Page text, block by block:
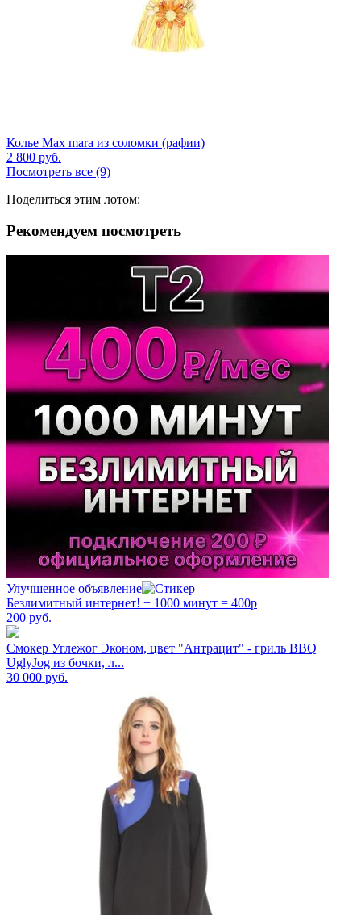
Колье Max mara из соломки (рафии)
2 800 руб.
Посмотреть все (9)
Поделиться этим лотом:
Рекомендуем посмотреть
Улучшенное объявление
Безлимитный интернет! + 1000 минут = 400р
200 руб.
Смокер Углежог Эконом, цвет "Антрацит" - гриль BBQ
UglyJog из бочки, л...
30 000 руб.